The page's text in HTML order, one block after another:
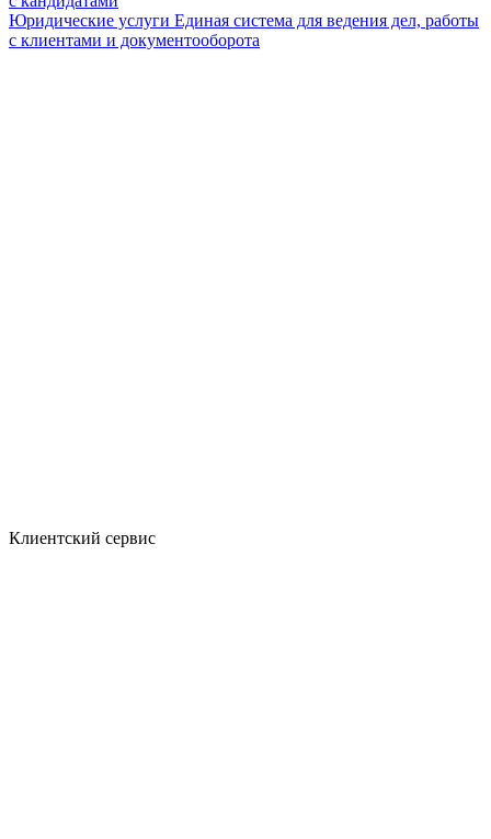
Юридические услуги Единая система для ведения дел, работы
с клиентами и документооборота
Клиентский сервис